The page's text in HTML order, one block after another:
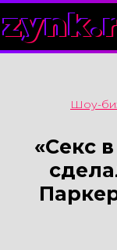
Шоу-
«Секс